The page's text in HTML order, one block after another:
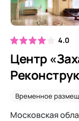
4.0
Центр
Временное
Московская